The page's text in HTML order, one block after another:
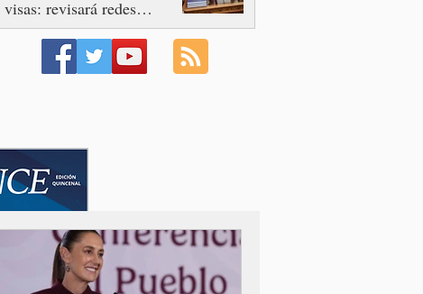
visas: revisará redes
sociales y pone freno al
Turismo de Nacimiento